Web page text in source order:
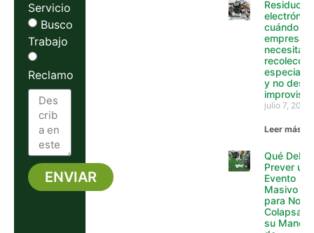
Servicio
Busco
Trabajo
Reclamo
ENVIAR
Residuos
cuándo
empresa
necesita
y no
julio 7, 2026
Leer más »
Qué Debe
Prever un
Evento
Masivo
para No
Colapsar
su Manejo